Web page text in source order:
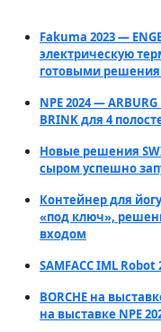
Fakuma 2023 —
электрическую
готовыми
NPE 2024 —
BRINK для 4
Новые решения
сыром успешно
Контейнер для
«под ключ»,
входом
SAMFACC IML
BORCHE на
на выставке NPE